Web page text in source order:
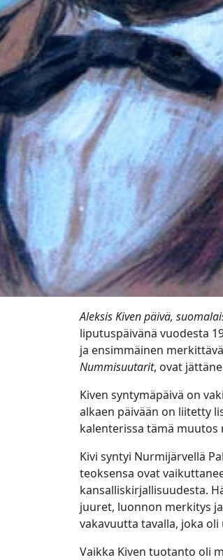
Aleksis Kiven päivä,
liputuspäivänä vuodesta
ja ensimmäinen
Nummisuutarit, ovat
Kiven syntymäpäivä on
alkaen päivään on liitetty
kalenterissa tämä muutos
Kivi syntyi Nurmijärvellä
teoksensa ovat
kansalliskirjallisuudesta.
juuret, luonnon merkitys
vakavuutta tavalla, joka
Vaikka Kiven tuotanto oli